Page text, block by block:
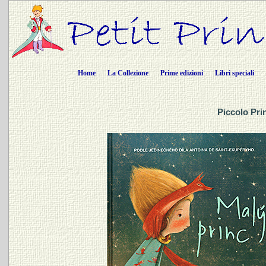
Home La Collezione Prime edizioni Libri speciali
Piccolo